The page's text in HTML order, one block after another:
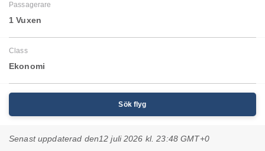
Passagerare
1 Vuxen
Class
Ekonomi
Sök flyg
Senast uppdaterad den12 juli 2026 kl. 23:48 GMT+0